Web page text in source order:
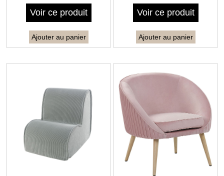
Voir ce produit
Ajouter au panier
Voir ce produit
Ajouter au panier